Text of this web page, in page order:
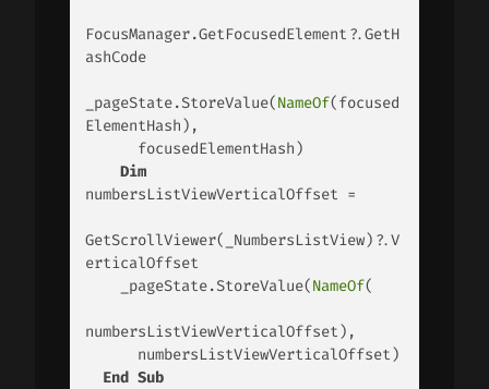
FocusManager.GetFocusedElement?.GetH
ashCode
_pageState.StoreValue(NameOf(focused
ElementHash),
Dim
numbersListViewVerticalOffset =
GetScrollViewer(_NumbersListView)?.V
erticalOffset
    _pageState.StoreValue(
NameOf(
numbersListViewVerticalOffset),
End Sub